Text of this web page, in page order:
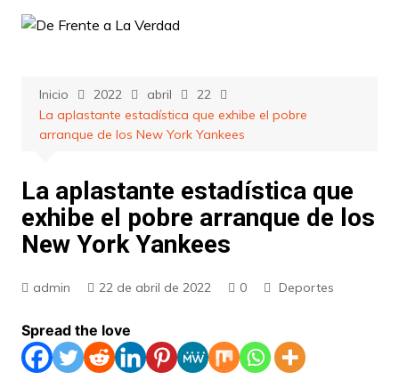
Saltar
Inicio 2022 abril
22
La aplastante estadística que exhibe el pobre
arranque de los New York Yankees
La aplastante estadística que
exhibe el pobre arranque de los
New York Yankees
admin 22 de abril de 2022 0 Deportes
Spread the love